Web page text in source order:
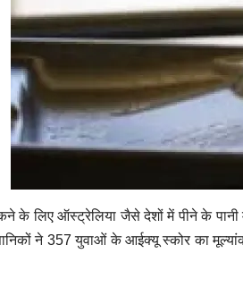
के लिए ऑस्ट्रेलिया जैसे देशों में पीने के पानी
ने 357 युवाओं के आईक्यू स्कोर का